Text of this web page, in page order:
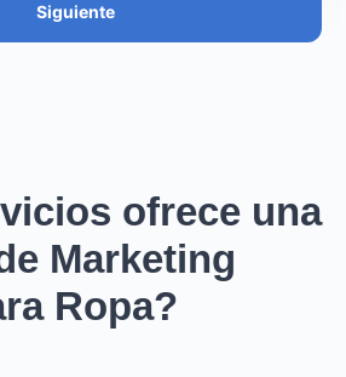
Siguiente
ofrece una
Marketing
Ropa?